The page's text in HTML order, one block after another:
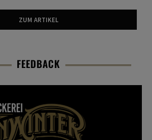
ZUM ARTIKEL
FEEDBACK